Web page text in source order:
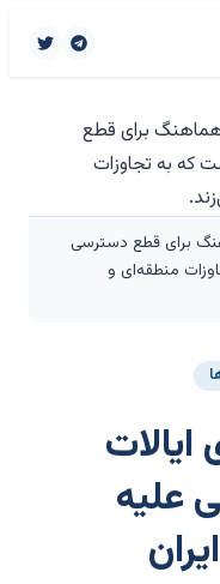
برای قطع دسترسی
منطقه‌ای و
علیه